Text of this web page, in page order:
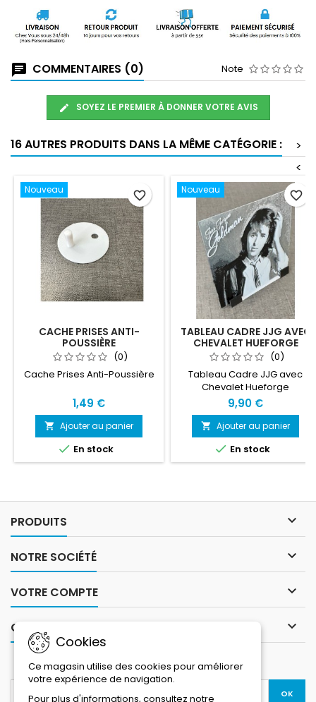
COMMENTAIRES (0) Note
SOYEZ LE PREMIER À DONNER VOTRE AVIS
16 AUTRES PRODUITS DANS LA MÊME CATÉGORIE :
>
<
Nouveau
CACHE PRISES ANTI-
POUSSIÈRE
(0)
Cache Prises Anti-Poussière
1,49 €
 Ajouter au panier
 En stock
favorite_border Nouveau
TABLEAU CADRE JJG AVEC
CHEVALET HUEFORGE
(0)
Tableau Cadre JJG avec
Chevalet Hueforge
9,90 €
 Ajouter au panier
 En stock
favorite_border
PRODUITS 
NOTRE SOCIÉTÉ 
VOTRE COMPTE 
CONTACT 
Cookies
Ce magasin utilise des cookies pour améliorer
votre expérience de navigation.
Pour plus d'informations, consultez notre
LETTRE D'INFORMATIONS